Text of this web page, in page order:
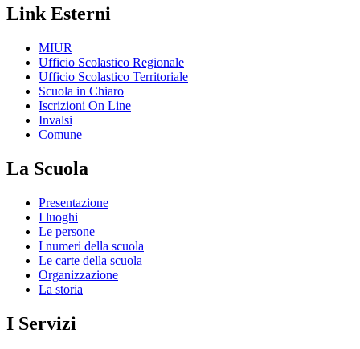
Link Esterni
MIUR
Ufficio Scolastico Regionale
Ufficio Scolastico Territoriale
Scuola in Chiaro
Iscrizioni On Line
Invalsi
Comune
La Scuola
Presentazione
I luoghi
Le persone
I numeri della scuola
Le carte della scuola
Organizzazione
La storia
I Servizi